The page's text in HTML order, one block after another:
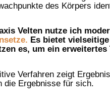
des Körpers
Velten nutze ich
Es bietet
es, um ein erweitertes
Verfahren zeigt
die Ergebnisse für sich.